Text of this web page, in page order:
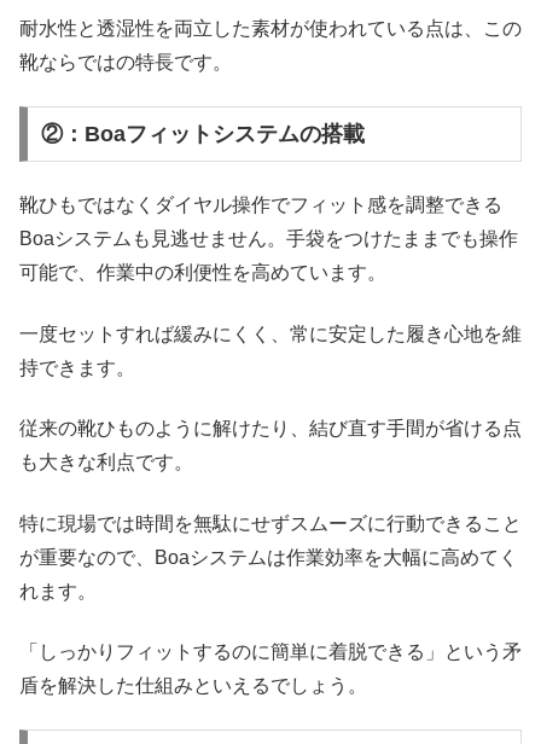
耐水性と透湿性を両立した素材が使われている点は、この
靴ならではの特長です。
②：Boaフィットシステムの搭載
靴ひもではなくダイヤル操作でフィット感を調整できる
Boaシステムも見逃せません。手袋をつけたままでも操作
可能で、作業中の利便性を高めています。
一度セットすれば緩みにくく、常に安定した履き心地を維
持できます。
従来の靴ひものように解けたり、結び直す手間が省ける点
も大きな利点です。
特に現場では時間を無駄にせずスムーズに行動できること
が重要なので、Boaシステムは作業効率を大幅に高めてく
れます。
「しっかりフィットするのに簡単に着脱できる」という矛
盾を解決した仕組みといえるでしょう。